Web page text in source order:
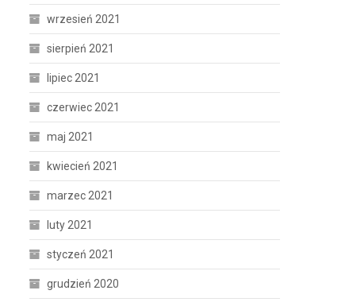
wrzesień 2021
sierpień 2021
lipiec 2021
czerwiec 2021
maj 2021
kwiecień 2021
marzec 2021
luty 2021
styczeń 2021
grudzień 2020